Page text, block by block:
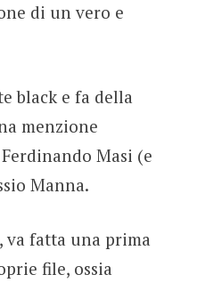
di un vero e
black e fa della
menzione
Masi (e
Manna.
va fatta una prima
file, ossia